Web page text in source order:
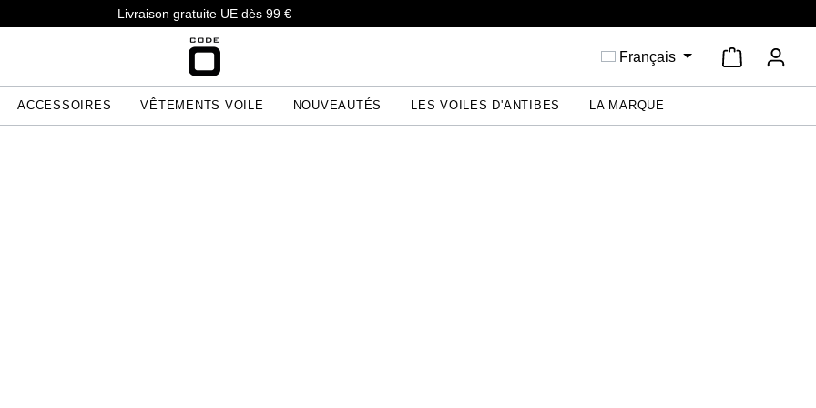
Livraison gratuite UE dès 99 €
Français Le panier
ACCESSOIRES VÊTEMENTS VOILE NOUVEAUTÉS LES VOILES D'ANTIBES LA MARQUE